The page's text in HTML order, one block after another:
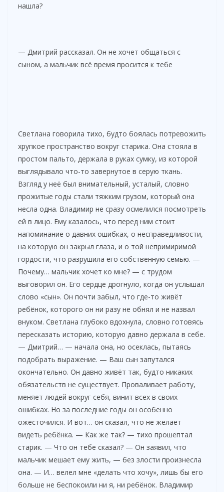
нашла?
— Дмитрий рассказал. Он не хочет общаться с
сыном, а мальчик всё время просится к тебе
Светлана говорила тихо, будто боялась потревожить
хрупкое пространство вокруг старика. Она стояла в
простом пальто, держала в руках сумку, из которой
выглядывало что-то завернутое в серую ткань.
Взгляд у неё был внимательный, усталый, словно
прожитые годы стали тяжким грузом, который она
несла одна. Владимир не сразу осмелился посмотреть
ей в лицо. Ему казалось, что перед ним стоит
напоминание о давних ошибках, о несправедливости,
на которую он закрыл глаза, и о той непримиримой
гордости, что разрушила его собственную семью. —
Почему… мальчик хочет ко мне? — с трудом
выговорил он. Его сердце дрогнуло, когда он услышал
слово «сын». Он почти забыл, что где-то живёт
ребёнок, которого он ни разу не обнял и не назвал
внуком. Светлана глубоко вдохнула, словно готовясь
пересказать историю, которую давно держала в себе.
— Дмитрий… — начала она, но осеклась, пытаясь
подобрать выражение. — Ваш сын запутался
окончательно. Он давно живёт так, будто никаких
обязательств не существует. Проваливает работу,
меняет людей вокруг себя, винит всех в своих
ошибках. Но за последние годы он особенно
ожесточился. И вот… он сказал, что не желает
видеть ребёнка. — Как же так? — тихо прошептал
старик. — Что он тебе сказал? — Он заявил, что
мальчик мешает ему жить, — без злости произнесла
она. — И… велел мне «делать что хочу», лишь бы его
больше не беспокоили ни я, ни ребёнок. Владимир